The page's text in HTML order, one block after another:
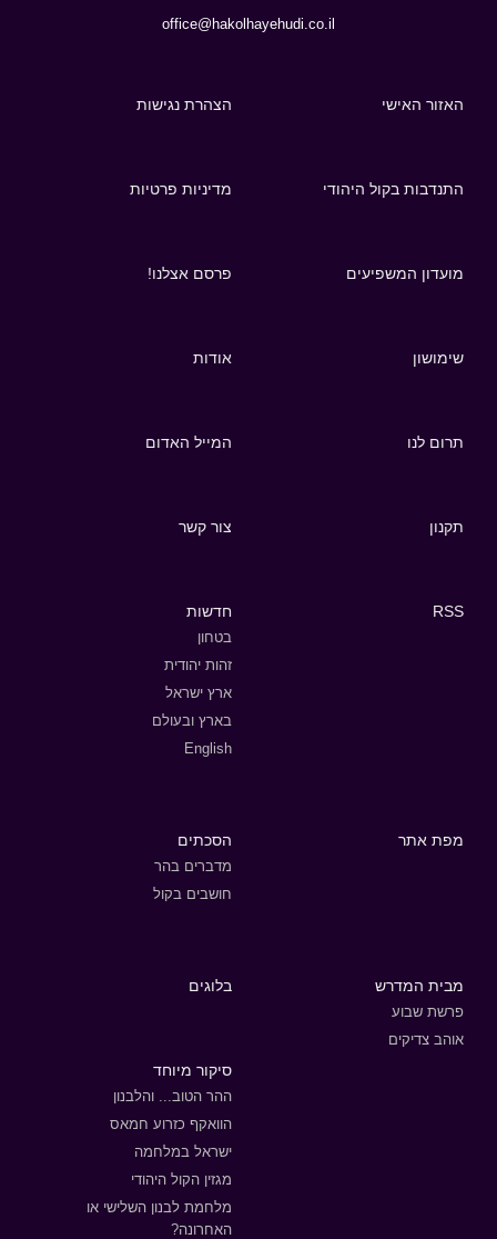
office@hakolhayehudi.co.il
האזור האישי הצהרת נגישות
התנדבות בקול היהודי מדיניות פרטיות
מועדון המשפיעים פרסם אצלנו!
שימושון אודות
תרום לנו המייל האדום
תקנון צור קשר
RSS חדשות
בטחון
זהות יהודית
ארץ ישראל
בארץ ובעולם
English
מפת אתר הסכתים
מדברים בהר
חושבים בקול
מבית המדרש
פרשת שבוע
אוהב צדיקים
בלוגים
סיקור מיוחד
ההר הטוב... והלבנון
הוואקף כזרוע חמאס
ישראל במלחמה
מגזין הקול היהודי
מלחמת לבנון השלישי או
האחרונה?